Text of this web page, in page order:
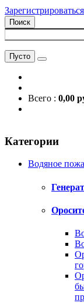
Зарегистрироваться
Поиск
Пусто
Всего : 0,00
Категории
Водяное